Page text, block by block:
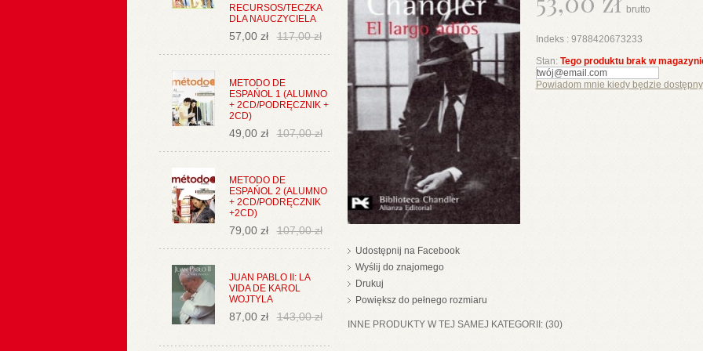
RECURSOS/TECZKA
DLA NAUCZYCIELA
57,00 zł 117,00 zł
METODO DE
ESPAŃOL 1 (ALUMNO
+ 2CD/PODRĘCZNIK +
2CD)
49,00 zł 107,00 zł
METODO DE
ESPAŃOL 2 (ALUMNO
+ 2CD/PODRĘCZNIK
+2CD)
79,00 zł 107,00 zł
JUAN PABLO II: LA
VIDA DE KAROL
WOJTYLA
87,00 zł 143,00 zł
Udostępnij na Facebook
Wyślij do znajomego
Drukuj
Powiększ do pełnego rozmiaru
brutto
Indeks : 9788420673233
Stan: Tego produktu brak w
Powiadom mnie kiedy będzie dostępny
INNE PRODUKTY W TEJ SAMEJ KATEGORII: (30)